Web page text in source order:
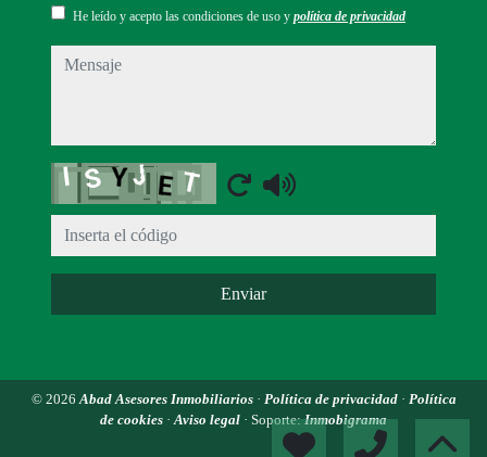
He leído y acepto las condiciones de uso y política de privacidad
mensaje
Captcha
Enviar
© 2026Abad Asesores Inmobiliarios · Política de privacidad · Política
de cookies ·Aviso legal · Soporte:Inmobigrama